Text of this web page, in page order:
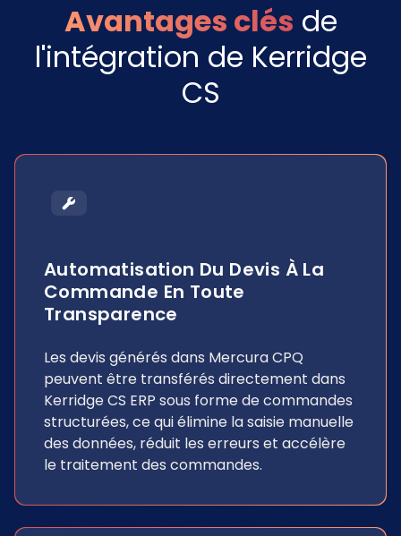
Avantages clés de
l'intégration de Kerridge
CS
Automatisation Du Devis À La
Commande En Toute
Transparence
Les devis générés dans Mercura CPQ
peuvent être transférés directement dans
Kerridge CS ERP sous forme de commandes
structurées, ce qui élimine la saisie manuelle
des données, réduit les erreurs et accélère
le traitement des commandes.